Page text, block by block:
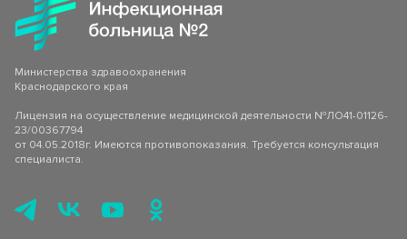
Министерства здравоохранения
Краснодарского края
Лицензия на осуществление медицинской деятельности №ЛО41-01126-
23/00367794
от 04.05.2018г. Имеются противопоказания. Требуется консультация
специалиста.